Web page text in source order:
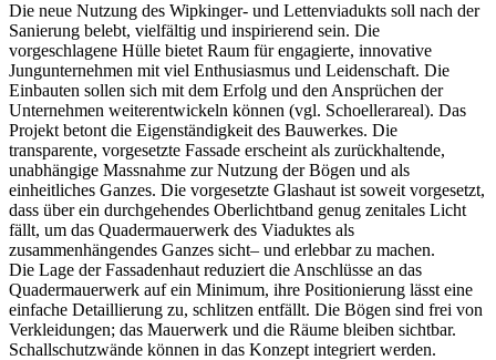
Die neue Nutzung des Wipkinger- und Lettenviadukts soll nach der
Sanierung belebt, vielfältig und inspirierend sein. Die
vorgeschlagene Hülle bietet Raum für engagierte, innovative
Jungunternehmen mit viel Enthusiasmus und Leidenschaft. Die
Einbauten sollen sich mit dem Erfolg und den Ansprüchen der
Unternehmen weiterentwickeln können (vgl. Schoellerareal). Das
Projekt betont die Eigenständigkeit des Bauwerkes. Die
transparente, vorgesetzte Fassade erscheint als zurückhaltende,
unabhängige Massnahme zur Nutzung der Bögen und als
einheitliches Ganzes. Die vorgesetzte Glashaut ist soweit vorgesetzt,
dass über ein durchgehendes Oberlichtband genug zenitales Licht
fällt, um das Quadermauerwerk des Viaduktes als
zusammenhängendes Ganzes sicht– und erlebbar zu machen.
Die Lage der Fassadenhaut reduziert die Anschlüsse an das
Quadermauerwerk auf ein Minimum, ihre Positionierung lässt eine
einfache Detaillierung zu, schlitzen entfällt. Die Bögen sind frei von
Verkleidungen; das Mauerwerk und die Räume bleiben sichtbar.
Schallschutzwände können in das Konzept integriert werden.